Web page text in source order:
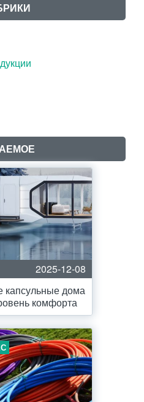
2025-12-08
дома
комфорта